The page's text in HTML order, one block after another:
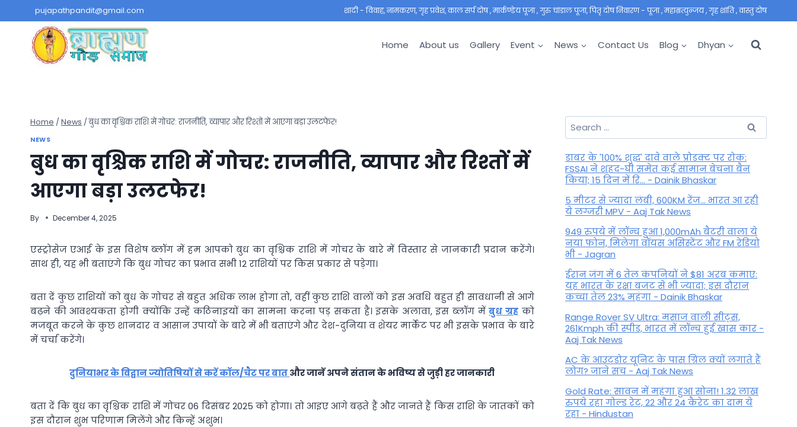
to
content
pujapathpandit@gmail.com शादी - विवाह, नामकरण, गृह प्रवेश, काल सर्प दोष , मार्कण्डेय पूजा , गुरु चांडाल पूजा, पितृ दोष निवारण - पूजा , महाम्रत्युन्जय , गृह शांति , वास्तु दोष
Home About us Gallery Event News Contact Us Blog Dhyan
Home / News / बुध का वृश्चिक राशि में गोचर: राजनीति, व्यापार और रिश्तों में आएगा बड़ा उलटफेर!
NEWS
बुध का वृश्चिक राशि में गोचर: राजनीति, व्यापार और रिश्तों में
आएगा बड़ा उलटफेर!
By December 4, 2025
एस्ट्रोसेज एआई के इस विशेष ब्लॉग में हम आपको बुध का वृश्चिक राशि में गोचर के बारे में विस्तार से जानकारी प्रदान करेंगे।
साथ ही, यह भी बताएंगे कि बुध गोचर का प्रभाव सभी 12 राशियों पर किस प्रकार से पड़ेगा।
बता दें कुछ राशियों को बुध के गोचर से बहुत अधिक लाभ होगा तो, वहीं कुछ राशि वालों को इस अवधि बहुत ही सावधानी से आगे
बढ़ने की आवश्यकता होगी क्योंकि उन्हें कठिनाइयों का सामना करना पड़ सकता है। इसके अलावा, इस ब्लॉग मेंबुध ग्रह को
मजबूत करने के कुछ शानदार व आसान उपायों के बारे में भी बताएंगे और देश-दुनिया व शेयर मार्केट पर भी इसके प्रभाव के बारे
में चर्चा करेंगे।
दुनियाभर के विद्वान ज्योतिषियों से करें कॉल/चैट पर बातऔर जानें अपने संतान के भविष्य से जुड़ी हर जानकारी
बता दें कि बुध का वृश्चिक राशि में गोचर 06 दिसंबर 2025 को होगा। तो आइए आगे बढ़ते हैं और जानते हैं किस राशि के जातकों को
इस दौरान शुभ परिणाम मिलेंगे और किन्हें अशुभ।
Search
for:
डाबर के '100% शुद्ध' दावे वाले प्रोडक्ट पर रोक:
FSSAI ने शहद-घी समेत कई सामान बेचना बैन
किया; 15 दिन में रि... - Dainik Bhaskar
5 मीटर से ज्यादा लंबी, 600KM रेंज... भारत आ रही
ये लग्जरी MPV - Aaj Tak News
949 रुपये में लॉन्च हुआ 1,000mAh बैटरी वाला ये
नया फोन, मिलेगा वॉयस असिस्टेंट और FM रेडियो
भी - Jagran
ईरान जंग में 6 तेल कंपनियों ने $81 अरब कमाए:
यह भारत के रक्षा बजट से भी ज्यादा; इस दौरान
कच्चा तेल 23% महंगा - Dainik Bhaskar
Range Rover SV Ultra: मसाज वाली सीट्स,
261Kmph की स्पीड, भारत में लॉन्च हुई खास कार -
Aaj Tak News
AC के आउटडोर यूनिट के पास ग्रिल क्यों लगाते हैं
लोग? जाने सच - Aaj Tak News
Gold Rate: सावन में महंगा हुआ सोना! 1.32 लाख
रुपये रहा गोल्ड रेट, 22 और 24 कैरेट का दाम ये
रहा - Hindustan